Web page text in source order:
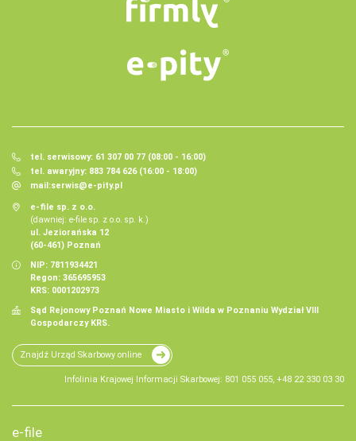
tel. serwisowy: 61 307 00 77 (08:00 - 16:00)
tel. awaryjny: 883 784 626 (16:00 - 18:00)
mail:serwis@e-pity.pl
e-file sp. z o.o.
(dawniej: e-file sp. z o.o. sp. k.)
ul. Jeziorańska 12
(60-461) Poznań
NIP: 7811934421
Regon: 365695953
KRS: 0001202973
Sąd Rejonowy Poznań Nowe Miasto i Wilda w Poznaniu Wydział VIII
Gospodarczy KRS.
Znajdź Urząd Skarbowy online
Infolinia Krajowej Informacji Skarbowej: 801 055 055, +48 22 330 03 30
e-file